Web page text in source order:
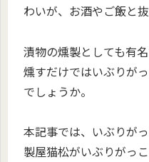
わいが、お酒やご飯と
漬物の燻製としても有
燻すだけではいぶりが
でしょうか。
本記事では、いぶりが
製屋猫松がいぶりがっ